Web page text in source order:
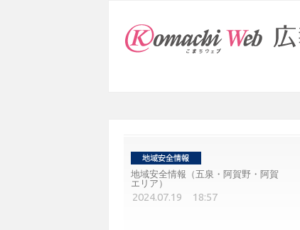
地域安全情報（五泉・阿賀野・阿賀
エリア）
2024.07.19 18:57